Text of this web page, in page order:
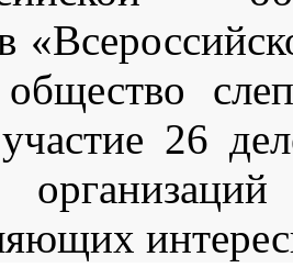
26